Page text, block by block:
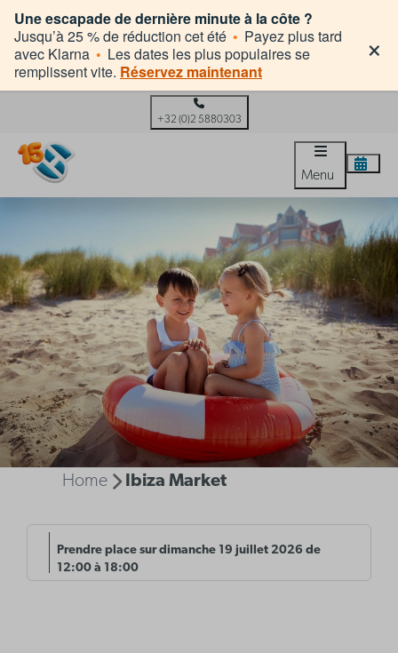
Une escapade de dernière minute à la côte ?
Jusqu’à 25 % de réduction cet été • Payez plus tard
avec Klarna • Les dates les plus populaires se
remplissent vite. Réservez maintenant
×
+32 (0)2 5880303
Menu
Home Ibiza Market
Prendre place sur dimanche 19 juillet 2026 de
12:00 à 18:00